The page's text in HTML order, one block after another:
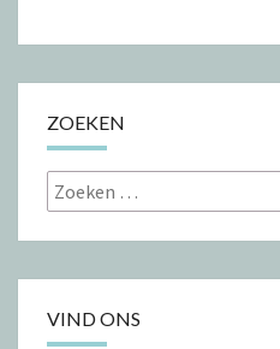
ZOEKEN
Zoeken
naar:
VIND ONS